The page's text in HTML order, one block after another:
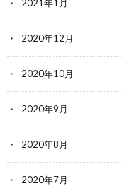
2021年1月
2020年12月
2020年10月
2020年9月
2020年8月
2020年7月